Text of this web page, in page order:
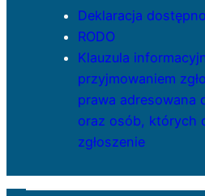
Deklaracja
RODO
Klauzula
przyjmowaniem
prawa adresowana
oraz osób, których
zgłoszenie